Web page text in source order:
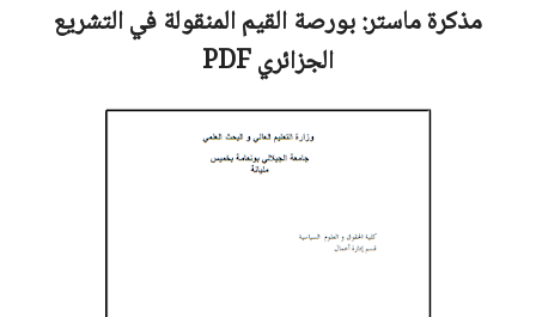
مذكرة ماستر:بورصة القيم المنقولة في التشريع
الجزائريPDF